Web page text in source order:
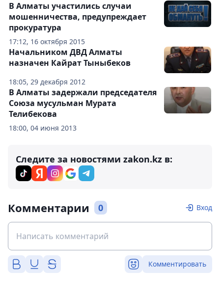
17:12, 16 октября 2015
В Алматы участились случаи
мошенничества, предупреждает
прокуратура
18:05, 29 декабря 2012
Начальником ДВД Алматы
назначен Кайрат Тыныбеков
18:00, 04 июня 2013
В Алматы задержали председателя
Союза мусульман Мурата
Телибекова
Следите за новостями zakon.kz в:
Комментарии 0 Вход
Комментировать